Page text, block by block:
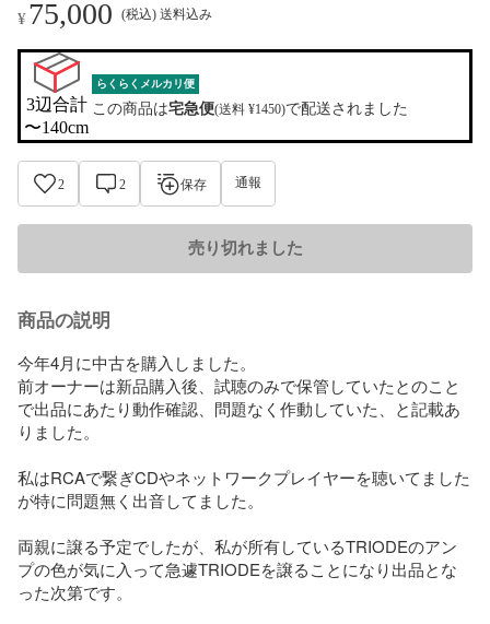
¥75,000 (税込) 送料込み
3辺合計
〜140cm
らくらくメルカリ便
この商品は宅急便(送料 ¥1450)で配送されました
2 2 保存 通報
売り切れました
商品の説明
今年4月に中古を購入しました。
前オーナーは新品購入後、試聴のみで保管していたとのこと
で出品にあたり動作確認、問題なく作動していた、と記載あ
りました。
私はRCAで繋ぎCDやネットワークプレイヤーを聴いてました
が特に問題無く出音してました。
両親に譲る予定でしたが、私が所有しているTRIODEのアン
プの色が気に入って急遽TRIODEを譲ることになり出品とな
った次第です。